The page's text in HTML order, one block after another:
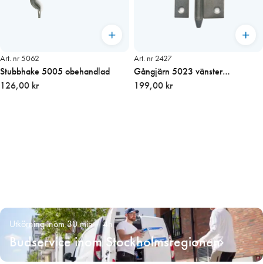
Art. nr 5062
Stubbhake 5005 obehandlad
126,00 kr
Art. nr 2427
Gångjärn 5023 vänster
obehandlat
199,00 kr
Utkörning inom 30 min – 4h
Budservice inom Stockholmsregionen